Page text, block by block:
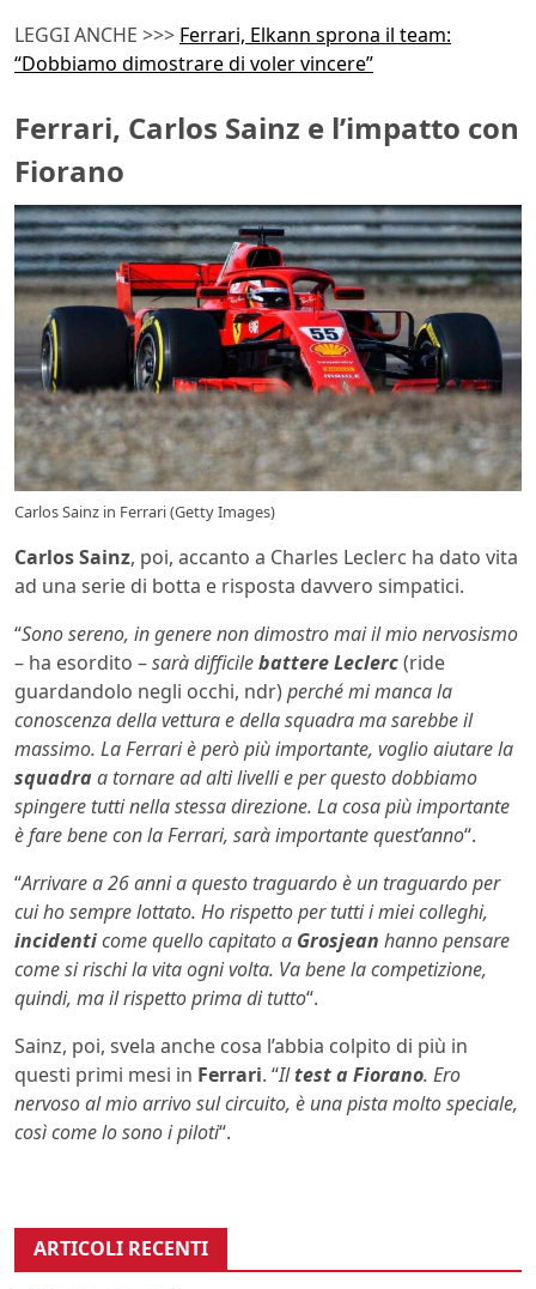
LEGGI ANCHE >>> Ferrari, Elkann sprona il team:
“Dobbiamo dimostrare di voler vincere”
Ferrari, Carlos Sainz e l’impatto con
Fiorano
Carlos Sainz in Ferrari (Getty Images)
Carlos Sainz, poi, accanto a Charles Leclerc ha dato vita
ad una serie di botta e risposta davvero simpatici.
“Sono sereno, in genere non dimostro mai il mio nervosismo
– ha esordito –sarà difficilebattere Leclerc(ride
guardandolo negli occhi, ndr)perché mi manca la
conoscenza della vettura e della squadra ma sarebbe il
massimo. La Ferrari è però più importante, voglio aiutare la
squadraa tornare ad alti livelli e per questo dobbiamo
spingere tutti nella stessa direzione. La cosa più importante
è fare bene con la Ferrari, sarà importante quest’anno“.
“Arrivare a 26 anni a questo traguardo è un traguardo per
cui ho sempre lottato. Ho rispetto per tutti i miei colleghi,
incidenticome quello capitato a Grosjean hanno pensare
come si rischi la vita ogni volta. Va bene la competizione,
quindi, ma il rispetto prima di tutto“.
Sainz, poi, svela anche cosa l’abbia colpito di più in
questi primi mesi in Ferrari. “Iltest a Fiorano. Ero
nervoso al mio arrivo sul circuito, è una pista molto speciale,
così come lo sono i piloti“.
ARTICOLI RECENTI